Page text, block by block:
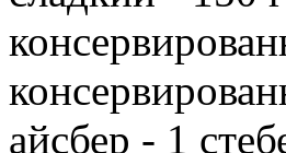
айсбер - 1